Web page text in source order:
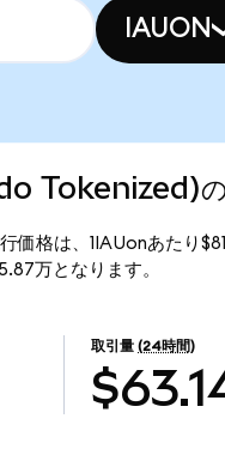
IAUON
Tokenized)の
格は、1IAUonあたり
万となります。
取引量 (24時間)